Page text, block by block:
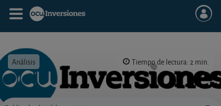
Análisis Tiempo de lectura: 2 min.